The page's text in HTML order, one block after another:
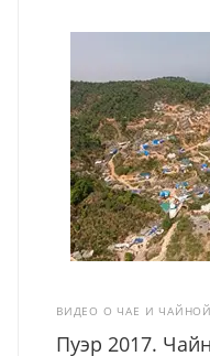
ВИДЕО О ЧАЕ И
Пуэр 2017.